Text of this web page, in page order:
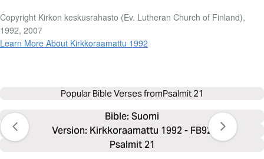
Copyright Kirkon keskusrahasto (Ev. Lutheran Church of Finland),
1992, 2007
Learn More About Kirkkoraamattu 1992
Popular Bible Verses fromPsalmit 21
Bible: Suomi
Version: Kirkkoraamattu 1992 - FB92
Psalmit 21